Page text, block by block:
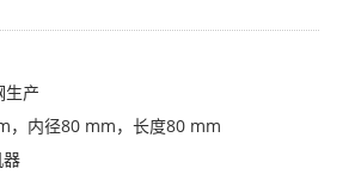
产
，内径80 mm，长度80 mm